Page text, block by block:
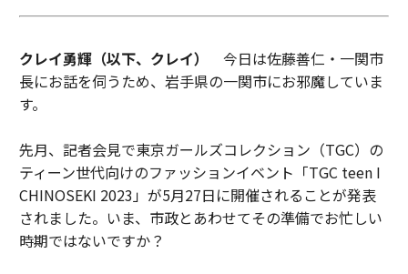
クレイ勇輝（以下、クレイ）
今日は佐藤善仁・一関市
長にお話を伺うため、岩手県の一関市にお邪魔していま
す。
先月、記者会見で東京ガールズコレクション（TGC）の
ティーン世代向けのファッションイベント「TGC teen I
CHINOSEKI 2023」が5月27日に開催されることが発表
されました。いま、市政とあわせてその準備でお忙しい
時期ではないですか？